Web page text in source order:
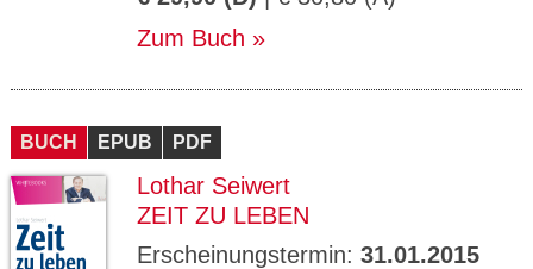
Zum Buch
BUCH EPUB PDF
Lothar Seiwert
ZEIT ZU LEBEN
Erscheinungstermin: 31.01.2015